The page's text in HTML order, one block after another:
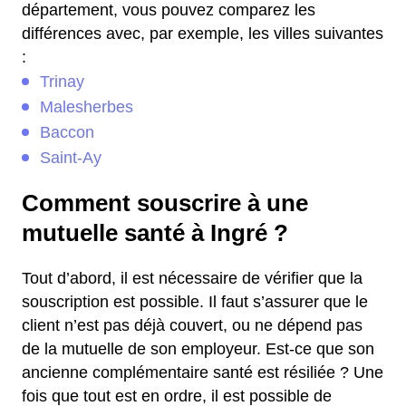
département, vous pouvez comparez les
différences avec, par exemple, les villes suivantes
:
Trinay
Malesherbes
Baccon
Saint-Ay
Comment souscrire à une
mutuelle santé à Ingré ?
Tout d’abord, il est nécessaire de vérifier que la
souscription est possible. Il faut s’assurer que le
client n’est pas déjà couvert, ou ne dépend pas
de la mutuelle de son employeur. Est-ce que son
ancienne complémentaire santé est résiliée ? Une
fois que tout est en ordre, il est possible de